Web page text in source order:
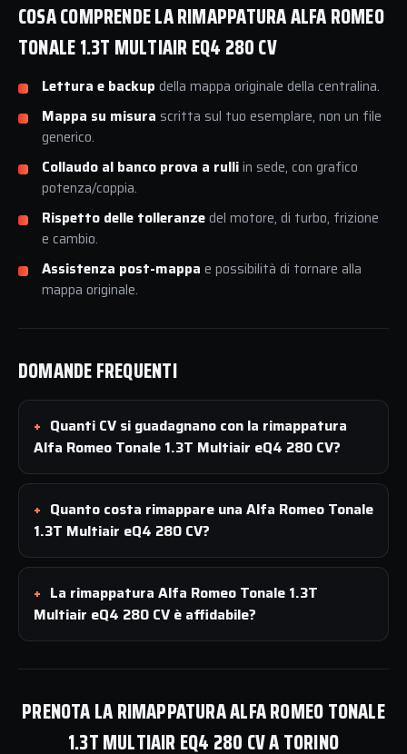
COSA COMPRENDE LA RIMAPPATURA ALFA ROMEO
TONALE 1.3T MULTIAIR EQ4 280 CV
Lettura e backup della mappa originale della centralina.
Mappa su misura scritta sul tuo esemplare, non un file
generico.
Collaudo al banco prova a rulliin sede, con grafico
potenza/coppia.
Rispetto delle tolleranzedel motore, di turbo, frizione
e cambio.
Assistenza post-mappa e possibilità di tornare alla
mappa originale.
DOMANDE FREQUENTI
Quanti CV si guadagnano con la rimappatura
Alfa Romeo Tonale 1.3T Multiair eQ4 280 CV?
Quanto costa rimappare una Alfa Romeo Tonale
1.3T Multiair eQ4 280 CV?
La rimappatura Alfa Romeo Tonale 1.3T
Multiair eQ4 280 CV è affidabile?
PRENOTA LA RIMAPPATURA ALFA ROMEO TONALE
1.3T MULTIAIR EQ4 280 CV A TORINO